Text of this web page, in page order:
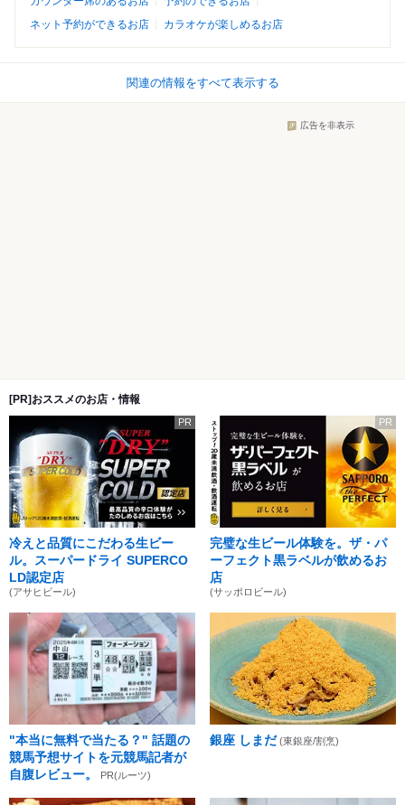
ネット予約ができるお店
カラオケが楽しめるお店
関連の情報をすべて表示する
広告を非表示
[PR]おススメのお店・情報
PR
冷えと品質にこだわる生ビー
ル。スーパードライ SUPERCO
LD認定店
(アサヒビール)
PR
完璧な生ビール体験を。ザ・パ
ーフェクト黒ラベルが飲めるお
店
(サッポロビール)
"本当に無料で当たる？" 話題の
競馬予想サイトを元競馬記者が
自腹レビュー。
PR(ルーツ)
銀座 しまだ (東銀座/割烹)